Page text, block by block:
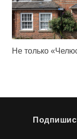
Не только